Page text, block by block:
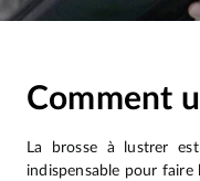
Comment
La brosse à lustrer
indispensable pour faire